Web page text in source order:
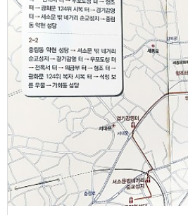
학교→용산 성직자 묘지→노고산 성지 절두산